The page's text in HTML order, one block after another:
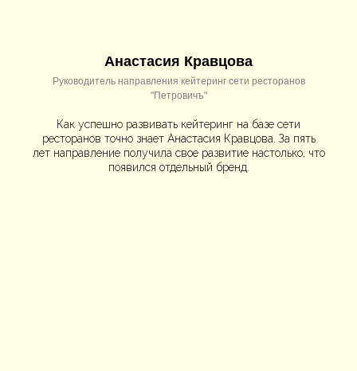
Анастасия Кравцова
Руководитель направления кейтеринг сети ресторанов
"Петровичъ"
Как успешно развивать кейтеринг на базе сети
ресторанов точно знает Анастасия Кравцова. За пять
лет направление получила свое развитие настолько, что
появился отдельный бренд.